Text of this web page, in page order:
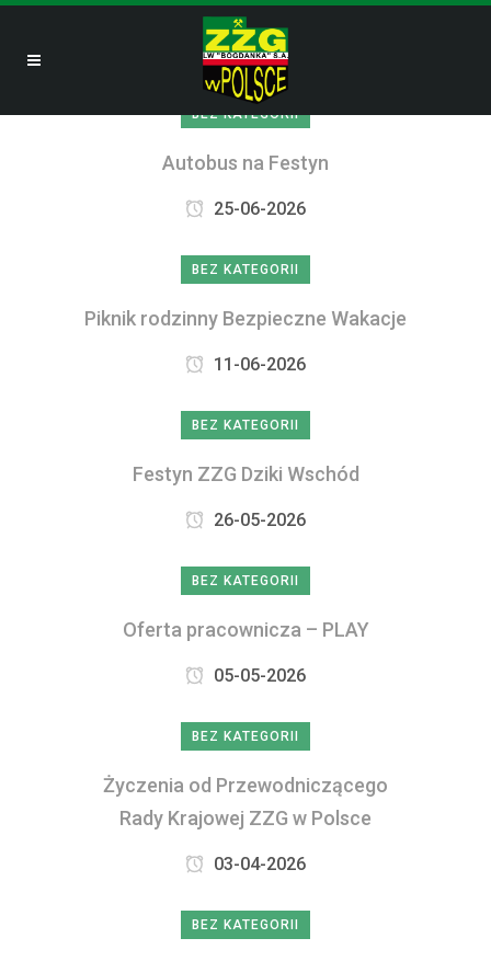
BEZ KATEGORII
Autobus na Festyn
25-06-2026
BEZ KATEGORII
Piknik rodzinny Bezpieczne Wakacje
11-06-2026
BEZ KATEGORII
Festyn ZZG Dziki Wschód
26-05-2026
BEZ KATEGORII
Oferta pracownicza – PLAY
05-05-2026
BEZ KATEGORII
Życzenia od Przewodniczącego
Rady Krajowej ZZG w Polsce
03-04-2026
BEZ KATEGORII